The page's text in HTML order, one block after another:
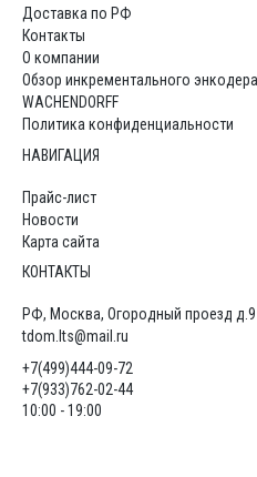
Доставка по РФ
Контакты
О компании
Обзор инкрементального
WACHENDORFF
Политика конфиденциальности
НАВИГАЦИЯ
Прайс-лист
Новости
Карта сайта
КОНТАКТЫ
РФ, Москва, Огородный проезд д.9
tdom.lts@mail.ru
+7(499)444-09-72
+7(933)762-02-44
10:00 - 19:00